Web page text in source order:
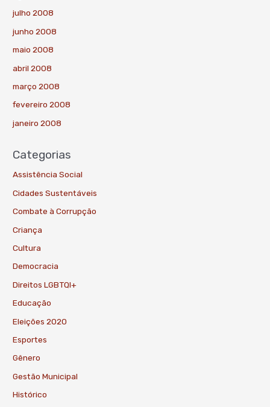
julho 2008
junho 2008
maio 2008
abril 2008
março 2008
fevereiro 2008
janeiro 2008
Categorias
Assistência Social
Cidades Sustentáveis
Combate à Corrupção
Criança
Cultura
Democracia
Direitos LGBTQI+
Educação
Eleições 2020
Esportes
Gênero
Gestão Municipal
Histórico